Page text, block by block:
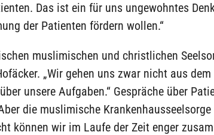
Das ist ein für uns ungewohntes
der Patienten fördern wollen.“
muslimischen und christlichen
„Wir gehen uns zwar nicht aus
unsere Aufgaben.“ Gespräche über
die muslimische
können wir im Laufe der Zeit enger